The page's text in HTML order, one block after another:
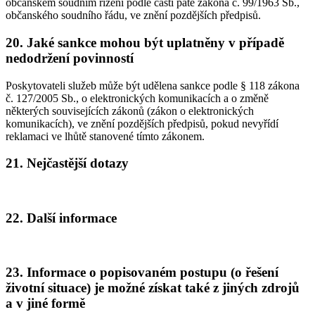
občanském soudním řízení podle části páté zákona č. 99/1963 Sb.,
občanského soudního řádu, ve znění pozdějších předpisů.
20. Jaké sankce mohou být uplatněny v případě
nedodržení povinností
Poskytovateli služeb může být udělena sankce podle § 118 zákona
č. 127/2005 Sb., o elektronických komunikacích a o změně
některých souvisejících zákonů (zákon o elektronických
komunikacích), ve znění pozdějších předpisů, pokud nevyřídí
reklamaci ve lhůtě stanovené tímto zákonem.
21. Nejčastější dotazy
22. Další informace
23. Informace o popisovaném postupu (o řešení
životní situace) je možné získat také z jiných zdrojů
a v jiné formě